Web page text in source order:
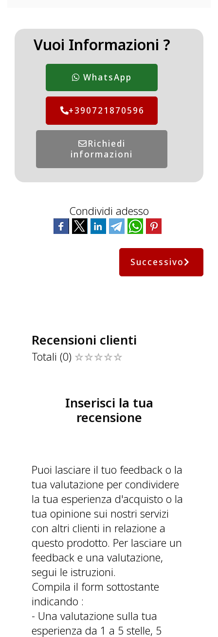
Vuoi Informazioni ?
WhatsApp
+390721870596
Richiedi
informazioni
Condividi adesso
Successivo
Recensioni clienti
Totali (0)
Inserisci la tua
recensione
Puoi lasciare il tuo feedback o la
tua valutazione per condividere
la tua esperienza d'acquisto o la
tua opinione sui nostri servizi
con altri clienti in relazione a
questo prodotto. Per lasciare un
feedback e una valutazione,
segui le istruzioni.
Compila il form sottostante
indicando :
- Una valutazione sulla tua
esperienza da 1 a 5 stelle, 5